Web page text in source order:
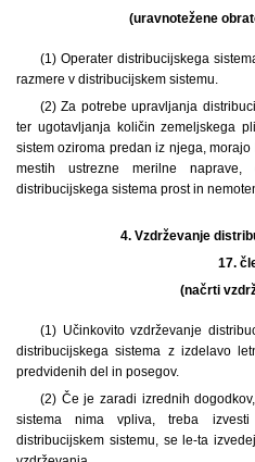
(uravnotežene
(1) Operater distribucijskega
razmere v distribucijskem sistemu.
(2) Za potrebe upravljanja
ter ugotavljanja količin zemeljskega
sistem oziroma predan iz njega,
mestih ustrezne merilne
distribucijskega sistema prost in
4. Vzdrževanje
17.
(načrti
(1) Učinkovito vzdrževanje
distribucijskega sistema z izdelavo
predvidenih del in posegov.
(2) Če je zaradi izrednih
sistema nima vpliva, treba
distribucijskem sistemu, se le-ta